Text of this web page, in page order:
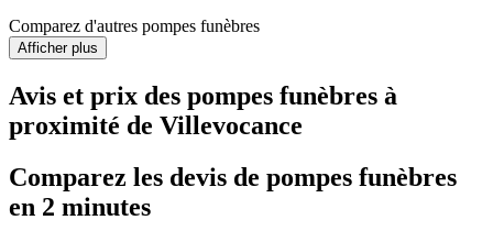
Comparez d'autres pompes funèbres
Afficher plus
Avis et prix des pompes funèbres à
proximité de Villevocance
Comparez les devis de pompes funèbres
en 2 minutes